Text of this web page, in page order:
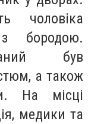
чоловіка
з бородою.
був
а також
На місці
медики та